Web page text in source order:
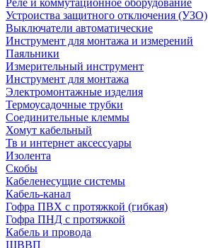
Реле и коммутационное оборудование
Устроиства защитного отключения (УЗО)
Выключатели автоматические
Инструмент для монтажа и измерений
Паяльники
Измерительный инструмент
Инструмент для монтажа
Электромонтажные изделия
Термоусадочные трубки
Соединительные клеммы
Хомут кабельный
Тв и интернет аксессуары
Изолента
Скобы
Кабеленесущие системы
Кабель-канал
Гофра ПВХ с протяжкой (гибкая)
Гофра ПНД с протяжкой
Кабель и провода
ШВВП